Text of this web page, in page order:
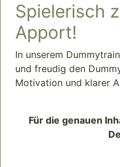
Spielerisch
Apport!
In unserem
und freudig den
Motivation und klarer
Für die genauen